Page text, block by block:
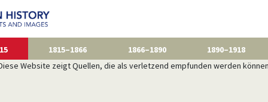
1815–1866 1866–1890 1890–1918
Website zeigt Quellen, die als verletzend empfunden werden